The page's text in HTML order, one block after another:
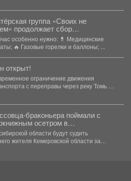
группа «Своих не
продолжает сбор
помощи для мысковских
которые находятся в зоне СВО
нужно: 💊 Медицинские
препараты; 🔥 Газовые горелки и баллоны; ...
открыт!
ограничение движения
с переправы через реку Томь в
браконьера поймали с
осетром в
области будут судить
жителя Кемеровской области за